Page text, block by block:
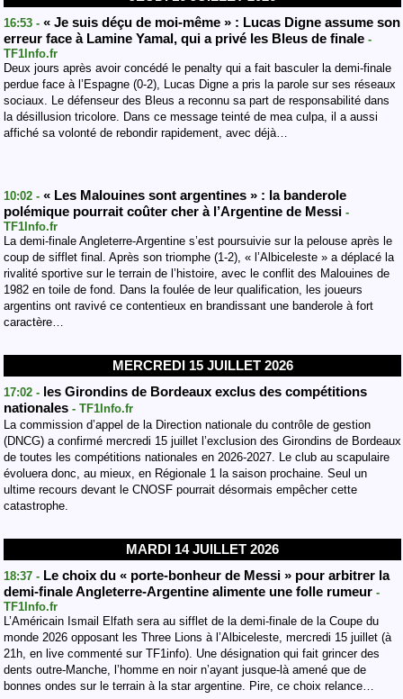
16:53 - « Je suis déçu de moi-même » : Lucas Digne assume son
erreur face à Lamine Yamal, qui a privé les Bleus de finale -
TF1Info.fr
Deux jours après avoir concédé le penalty qui a fait basculer la demi-finale
perdue face à l’Espagne (0-2), Lucas Digne a pris la parole sur ses réseaux
sociaux. Le défenseur des Bleus a reconnu sa part de responsabilité dans
la désillusion tricolore. Dans ce message teinté de mea culpa, il a aussi
affiché sa volonté de rebondir rapidement, avec déjà…
10:02 - « Les Malouines sont argentines » : la banderole
polémique pourrait coûter cher à l’Argentine de Messi -
TF1Info.fr
La demi-finale Angleterre-Argentine s’est poursuivie sur la pelouse après le
coup de sifflet final. Après son triomphe (1-2), « l’Albiceleste » a déplacé la
rivalité sportive sur le terrain de l’histoire, avec le conflit des Malouines de
1982 en toile de fond. Dans la foulée de leur qualification, les joueurs
argentins ont ravivé ce contentieux en brandissant une banderole à fort
caractère…
MERCREDI 15 JUILLET 2026
17:02 - les Girondins de Bordeaux exclus des compétitions
nationales - TF1Info.fr
La commission d’appel de la Direction nationale du contrôle de gestion
(DNCG) a confirmé mercredi 15 juillet l’exclusion des Girondins de Bordeaux
de toutes les compétitions nationales en 2026-2027. Le club au scapulaire
évoluera donc, au mieux, en Régionale 1 la saison prochaine. Seul un
ultime recours devant le CNOSF pourrait désormais empêcher cette
catastrophe.
MARDI 14 JUILLET 2026
18:37 - Le choix du « porte-bonheur de Messi » pour arbitrer la
demi-finale Angleterre-Argentine alimente une folle rumeur -
TF1Info.fr
L’Américain Ismail Elfath sera au sifflet de la demi-finale de la Coupe du
monde 2026 opposant les Three Lions à l’Albiceleste, mercredi 15 juillet (à
21h, en live commenté sur TF1info). Une désignation qui fait grincer des
dents outre-Manche, l’homme en noir n’ayant jusque-là amené que de
bonnes ondes sur le terrain à la star argentine. Pire, ce choix relance…